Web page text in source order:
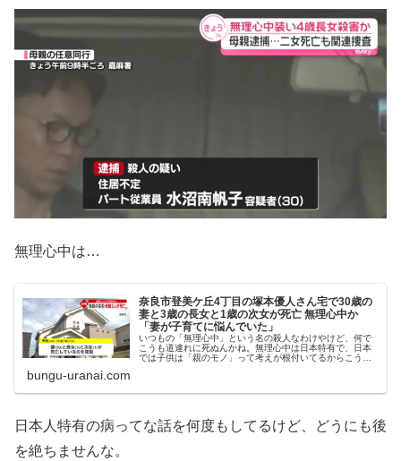
無理心中は…
奈良市登美ケ丘4丁目の塚本優人さん宅で30歳の
妻と3歳の長女と1歳の次女が死亡 無理心中か
「妻が子育てに悩んでいた」
いつもの「無理心中」という名の殺人なわけやけど、何で
こうも道連れに死ぬんかね。無理心中は日本特有で、日本
では子供は「親のモノ」って考えが根付いてるからこうな
bungu-uranai.com
日本人特有の病ってな話を何度もしてるけど、どうにも後
を絶ちませんな。